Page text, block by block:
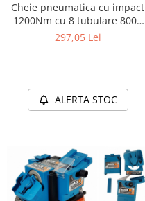
Cheie pneumatica cu impact
1200Nm cu 8 tubulare 8000
rpm 12203
297,05 Lei
ALERTA STOC